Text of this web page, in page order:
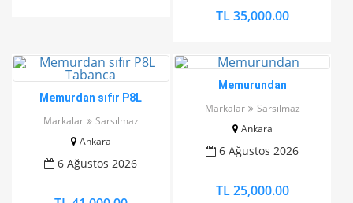
TL 35,000.00
Memurdan sıfır P8L
Markalar
Sarsılmaz
Ankara
6 Ağustos 2026
Memurundan
Markalar
Sarsılmaz
Ankara
6 Ağustos 2026
TL 25,000.00